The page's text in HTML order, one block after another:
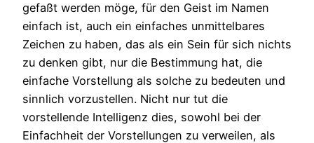
gefaßt werden möge, für den Geist im Namen
einfach ist, auch ein einfaches unmittelbares
Zeichen zu haben, das als ein Sein für sich nichts
zu denken gibt, nur die Bestimmung hat, die
einfache Vorstellung als solche zu bedeuten und
sinnlich vorzustellen. Nicht nur tut die
vorstellende Intelligenz dies, sowohl bei der
Einfachheit der Vorstellungen zu verweilen, als